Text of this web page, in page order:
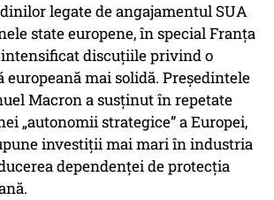
legate de angajamentul SUA
state europene, în special Franța
intensificat discuțiile privind o
europeană mai solidă. Președintele
Macron a susținut în repetate
„autonomii strategice” a Europei,
investiții mai mari în industria
dependenței de protecția